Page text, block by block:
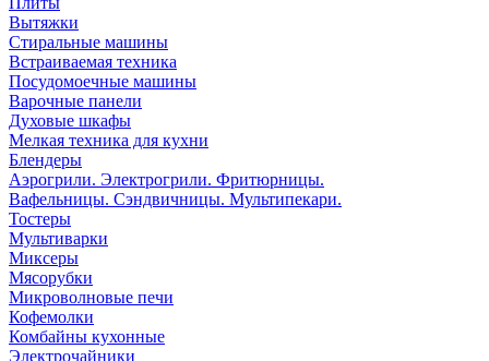
Вытяжки
Стиральные машины
Встраиваемая техника
Посудомоечные машины
Варочные панели
Духовые шкафы
Мелкая техника для кухни
Блендеры
Аэрогрили. Электрогрили. Фритюрницы.
Вафельницы. Сэндвичницы. Мультипекари.
Тостеры
Мультиварки
Миксеры
Мясорубки
Микроволновые печи
Кофемолки
Комбайны кухонные
Электрочайники